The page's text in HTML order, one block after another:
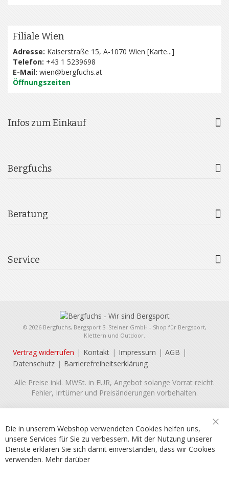
Filiale Wien
Adresse: Kaiserstraße 15, A-1070 Wien [Karte...]
Telefon: +43 1 5239698
E-Mail: wien@bergfuchs.at
Öffnungszeiten
Infos zum Einkauf
Bergfuchs
Beratung
Service
© 2026 Bergfuchs, Bergsport S. Steiner GmbH - Shop für Bergsport,
Klettern und Outdoor.
Vertrag widerrufen Kontakt Impressum
AGB
Datenschutz
Barrierefreiheitserklärung
Alle Preise inkl. MWSt. in EUR, Angebot solange Vorrat reicht.
Fehler, Irrtümer und Preisänderungen vorbehalten.
Die in unserem Webshop verwendeten Cookies helfen uns,
unsere Services für Sie zu verbessern. Mit der Nutzung unserer
Dienste erklären Sie sich damit einverstanden, dass wir Cookies
verwenden. Mehr darüber